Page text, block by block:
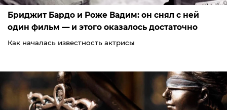
Бриджит Бардо и Роже Вадим: он снял с ней
один фильм — и этого оказалось достаточно
Как началась известность актрисы